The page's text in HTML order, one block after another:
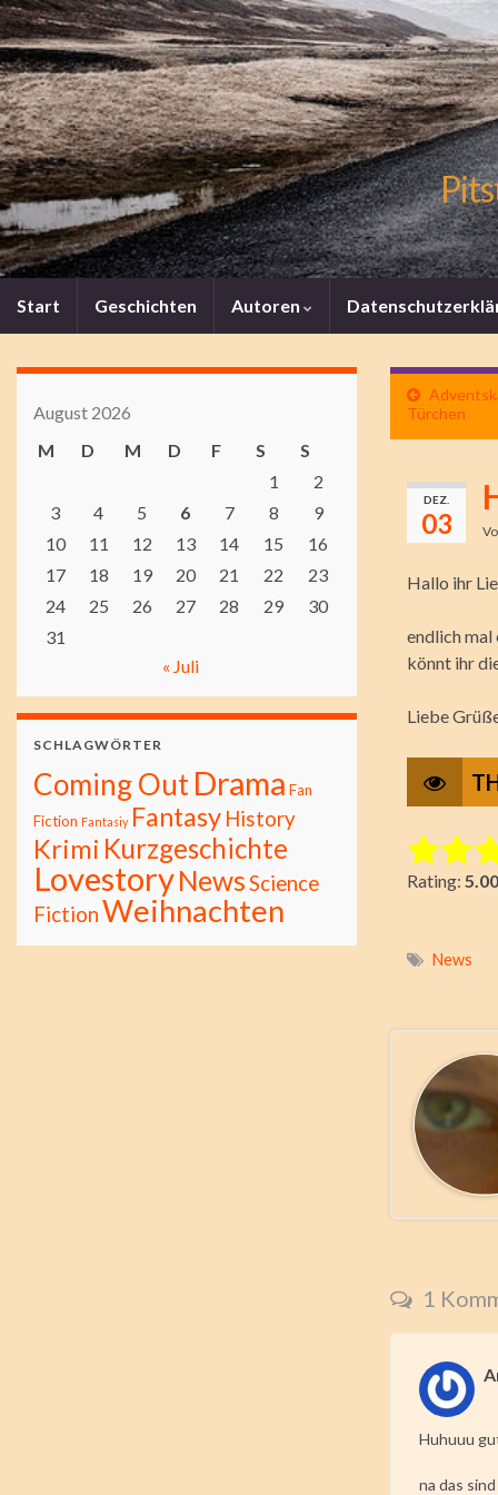
Start Geschichten Autoren
Türchen
DEZ.
03
Hallo ihr
endlich mal
könnt ihr
Liebe
Rate this
Submit
Rating: 5.00
News
1
Huhuuu
na das
August 2026
M
D M D F S
S
1
2
3
4 5 6 7 8
9
10
11 12 13 14 15
16
17
18 19 20 21 22
23
24
25 26 27 28 29
30
31
« Juli
SCHLAGWÖRTER
Coming OutDrama Fan
Fiction Fantasiy Fantasy History
Krimi Kurzgeschichte
LovestoryNewsScience
FictionWeihnachten